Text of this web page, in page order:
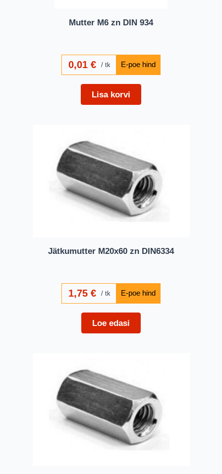
Mutter M6 zn DIN 934
0,01€ tk
Lisa korvi
Jätkumutter M20x60 zn DIN6334
1,75€ tk
Loe edasi